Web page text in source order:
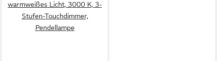
warmweißes Licht, 3000 K, 3-
Stufen-Touchdimmer,
Pendellampe